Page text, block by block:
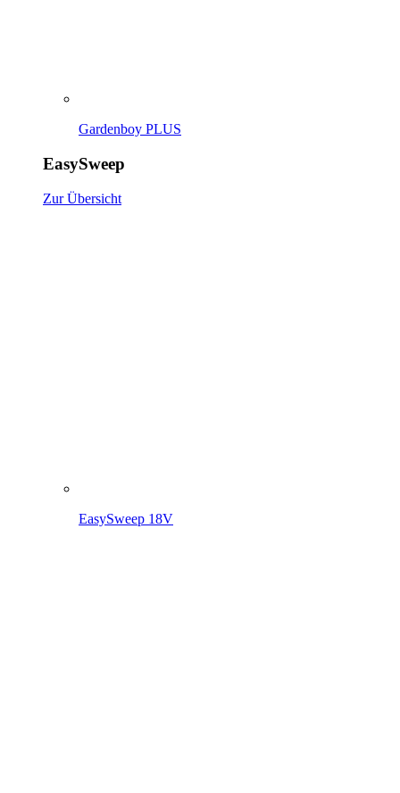
Gardenboy PLUS
EasySweep
Zur Übersicht
EasySweep 18V